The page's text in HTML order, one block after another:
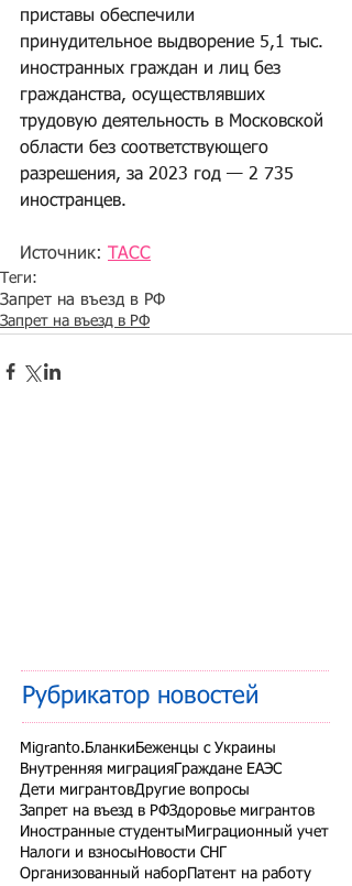
приставы обеспечили
принудительное выдворение 5,1 тыс.
иностранных граждан и лиц без
гражданства, осуществлявших
трудовую деятельность в Московской
области без соответствующего
разрешения, за 2023 год — 2 735
иностранцев.
Источник: ТАСС
Теги:
Запрет на въезд в РФ
Запрет на въезд в РФ
Рубрикатор новостей
Migranto.Бланки Беженцы с Украины
Внутренняя миграция Граждане ЕАЭС
Дети мигрантовДругие вопросы
Запрет на въезд в РФЗдоровье мигрантов
Иностранные студенты Миграционный учет
Налоги и взносы Новости СНГ
Организованный набор Патент на работу